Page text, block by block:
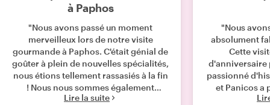
à Paphos
"Nous avons passé un moment
merveilleux lors de notre visite
gourmande à Paphos. C'était génial de
goûter à plein de nouvelles spécialités,
nous étions tellement rassasiés à la fin
! Nous nous sommes également
promenés dans des endroits dont
Lire la suite
"Nous
absolument
Cette
d'anniversaire
passionné
et Panicos a